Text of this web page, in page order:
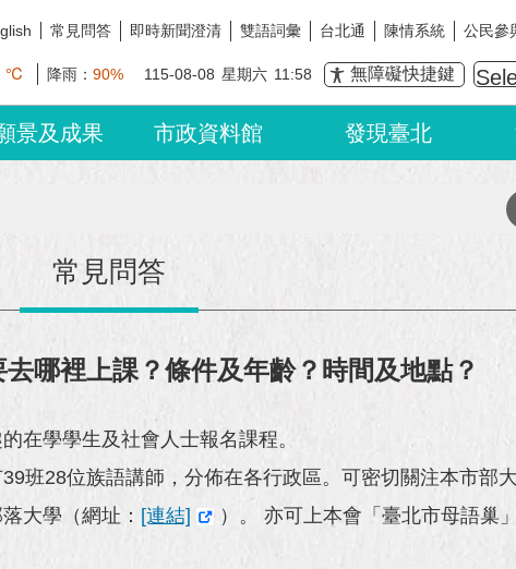
常見問答 即時新聞澄清 雙語詞彙 台北通 陳情系統 公民參
℃ 降雨： 90% 115-08-08 星期六 11:58 無障礙快捷鍵
景及成果 市政資料館 發現臺北
常見問答
哪裡上課？條件及年齡？時間及地點？
在學學生及社會人士報名課程。
班28位族語講師，分佈在各行政區。可密切關注本市部
大學（網址： [連結] ）。 亦可上本會「臺北市母語巢